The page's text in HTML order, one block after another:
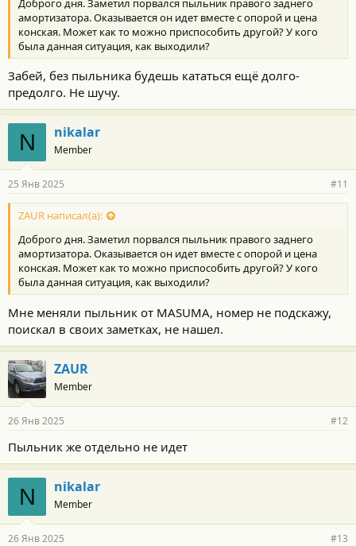
Доброго дня. Заметил порвался пыльник правого заднего
амортизатора. Оказывается он идет вместе с опорой и цена
конская. Может как то можно приспособить другой? У кого
была данная ситуация, как выходили?
Забей, без пыльника будешь кататься ещё долго-
предолго. Не шучу.
N nikalar
Member
25 Янв 2025 #11
ZAUR написал(а):
Доброго дня. Заметил порвался пыльник правого заднего
амортизатора. Оказывается он идет вместе с опорой и цена
конская. Может как то можно приспособить другой? У кого
была данная ситуация, как выходили?
Мне меняли пыльник от МASUMA, номер не подскажу,
поискал в своих заметках, не нашел.
ZAUR
Member
26 Янв 2025 #12
Пыльник же отдельно не идет
N nikalar
Member
26 Янв 2025 #13